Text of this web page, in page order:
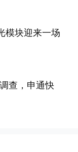
模块迎来一场
查，申通快